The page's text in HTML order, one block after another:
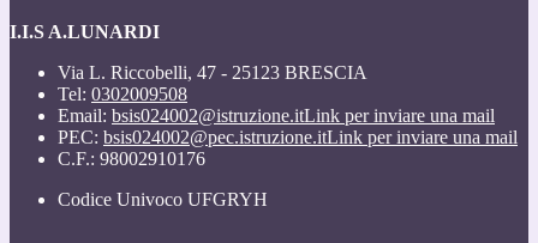
I.I.S A.LUNARDI
Via L. Riccobelli, 47 - 25123 BRESCIA
Tel: 0302009508
Email: bsis024002@istruzione.itLink per inviare una mail
PEC: bsis024002@pec.istruzione.itLink per inviare una mail
C.F.: 98002910176
Codice Univoco UFGRYH